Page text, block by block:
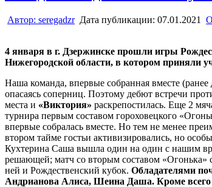
Автор: seregadzr Дата публикации: 07.01.2021
4 января в г. Дзержинске прошли игры
Нижегородской области, в котором приняли
Наша команда, впервые собранная вместе
опасаясь соперниц. Поэтому дебют встречи
места и «Виктория» раскрепостилась. Еще 2
турнира первым составом гороховецкого
впервые собралась вместе. Но тем не менее
втором тайме гостьи активизировались, но
Кухтерина Саша вышла один на один с нашим
решающей; матч со вторым составом «Огонька»
ней и Рождественский кубок. Обладателями
Андрианова Алиса, Шеина Даша. Кроме